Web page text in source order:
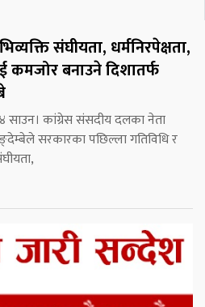
संघीयता, धर्मनिरपेक्षता,
कमजोर बनाउने दिशातर्फ
साउन। कांग्रेस संसदीय दलका नेता
सरकारका पछिल्ला गतिविधि र